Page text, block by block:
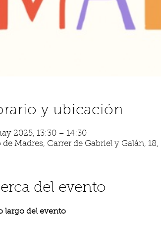
y ubicación
2025, 13:30 – 14:30
de Madres, Carrer de Gabriel y Galán,
del evento
largo del evento